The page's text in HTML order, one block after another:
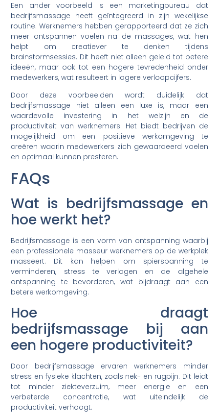
Een ander voorbeeld is een marketingbureau dat
bedrijfsmassage heeft geïntegreerd in zijn wekelijkse
routine. Werknemers hebben gerapporteerd dat ze zich
meer ontspannen voelen na de massages, wat hen
helpt om creatiever te denken tijdens
brainstormsessies. Dit heeft niet alleen geleid tot betere
ideeën, maar ook tot een hogere tevredenheid onder
medewerkers, wat resulteert in lagere verloopcijfers.
Door deze voorbeelden wordt duidelijk dat
bedrijfsmassage niet alleen een luxe is, maar een
waardevolle investering in het welzijn en de
productiviteit van werknemers. Het biedt bedrijven de
mogelijkheid om een positieve werkomgeving te
creëren waarin medewerkers zich gewaardeerd voelen
en optimaal kunnen presteren.
FAQs
Wat is bedrijfsmassage en
hoe werkt het?
Bedrijfsmassage is een vorm van ontspanning waarbij
een professionele masseur werknemers op de werkplek
masseert. Dit kan helpen om spierspanning te
verminderen, stress te verlagen en de algehele
ontspanning te bevorderen, wat bijdraagt aan een
betere werkomgeving.
Hoe draagt
bedrijfsmassage bij aan
een hogere productiviteit?
Door bedrijfsmassage ervaren werknemers minder
stress en fysieke klachten, zoals nek- en rugpijn. Dit leidt
tot minder ziekteverzuim, meer energie en een
verbeterde concentratie, wat uiteindelijk de
productiviteit verhoogt.